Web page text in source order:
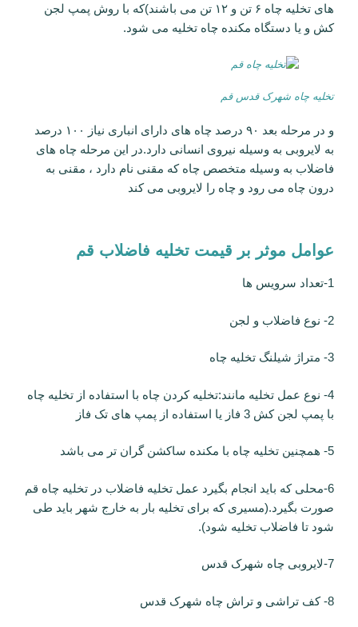
های تخلیه چاه ۶ تن و ۱۲ تن می باشند)که با روش پمپ لجن
کش و یا دستگاه مکنده چاه تخلیه می شود.
تخلیه چاه شهرک قدس قم
و در مرحله بعد ۹۰ درصد چاه های دارای انباری نیاز ۱۰۰ درصد
به لایروبی به وسیله نیروی انسانی دارد.در این مرحله چاه های
فاضلاب به وسیله متخصص چاه که مقنی نام دارد ، مقنی به
درون چاه می رود و چاه را لایروبی می کند
عوامل موثر بر قیمت تخلیه فاضلاب قم
1-تعداد سرویس ها
2- نوع فاضلاب و لجن
3- متراژ شیلنگ تخلیه چاه
4- نوع عمل تخلیه مانند:تخلیه کردن چاه با استفاده از تخلیه چاه
با پمپ لجن کش 3 فاز یا استفاده از پمپ های تک فاز
5- همچنین تخلیه چاه با مکنده ساکشن گران تر می باشد
6-محلی که باید انجام بگیرد عمل تخلیه فاضلاب در تخلیه چاه قم
صورت بگیرد.(مسیری که برای تخلیه بار به خارج شهر باید طی
شود تا فاضلاب تخلیه شود).
7-لایروبی چاه شهرک قدس
8- کف تراشی و تراش چاه شهرک قدس